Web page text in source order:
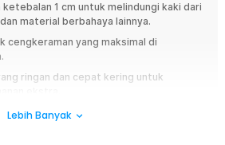
1 cm untuk melindungi kaki dari
material berbahaya lainnya.
cengkeraman yang maksimal di
ringan dan cepat kering untuk
ukuran mulai dari 38, 39, 40, 41, 42, 43,
Lebih Banyak